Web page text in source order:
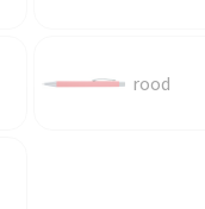
rood